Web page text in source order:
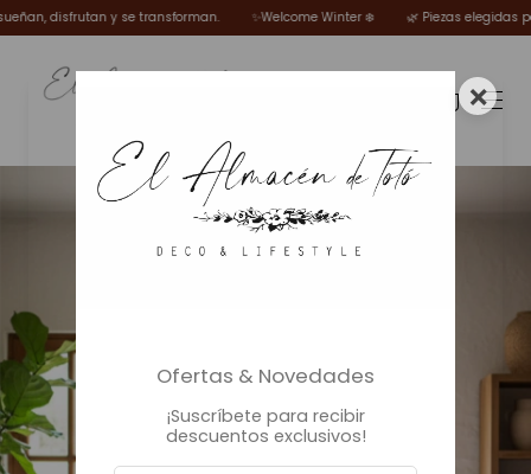
disfrutan y se transforman. ✨Welcome Winter ❄️ 🌿 Piezas elegidas por
×
Ofertas & Novedades
¡Suscríbete para recibir
descuentos exclusivos!